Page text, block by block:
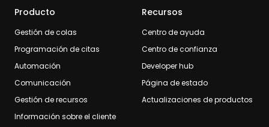
Producto
Gestión de colas
Programación de citas
Automación
Comunicación
Gestión de recursos
Información sobre el cliente
Recursos
Centro de ayuda
Centro de confianza
Developer hub
Página de estado
Actualizaciones de productos